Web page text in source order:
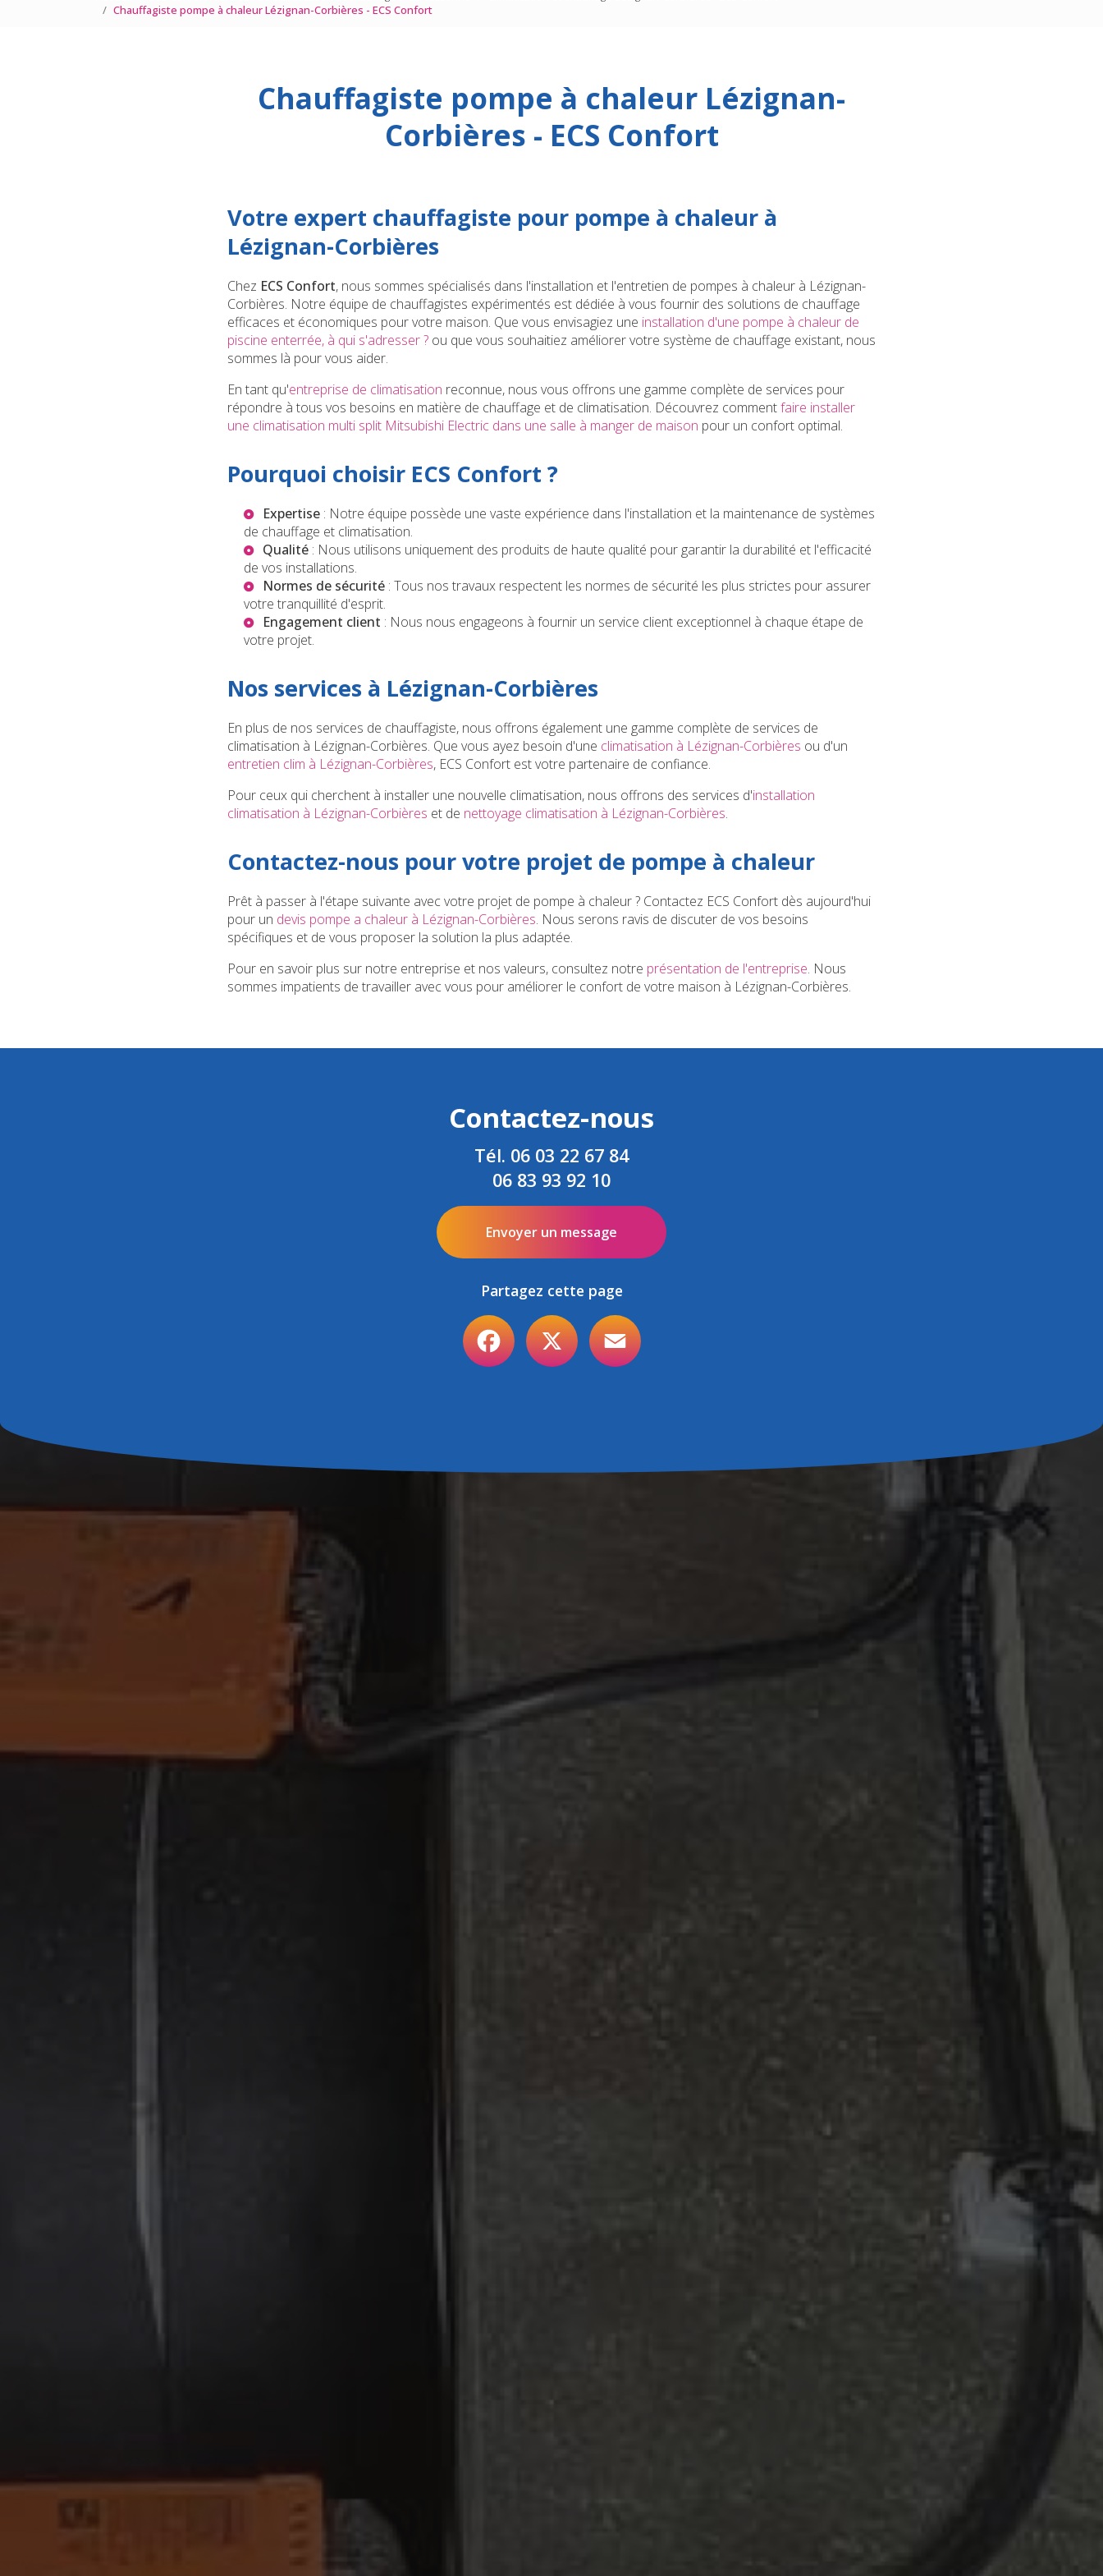
Chauffagiste pompe à chaleur Lézignan-Corbières - ECS Confort
Chauffagiste pompe à chaleur Lézignan-
Corbières - ECS Confort
Votre expert chauffagiste pour pompe à chaleur à
Lézignan-Corbières
Chez ECS Confort, nous sommes spécialisés dans l'installation et l'entretien de pompes à chaleur à Lézignan-
Corbières. Notre équipe de chauffagistes expérimentés est dédiée à vous fournir des solutions de chauffage
efficaces et économiques pour votre maison. Que vous envisagiez une installation d'une pompe à chaleur de
piscine enterrée, à qui s'adresser ? ou que vous souhaitiez améliorer votre système de chauffage existant, nous
sommes là pour vous aider.
En tant qu'entreprise de climatisation reconnue, nous vous offrons une gamme complète de services pour
répondre à tous vos besoins en matière de chauffage et de climatisation. Découvrez commentfaire installer
une climatisation multi split Mitsubishi Electric dans une salle à manger de maison pour un confort optimal.
Pourquoi choisir ECS Confort ?
Expertise : Notre équipe possède une vaste expérience dans l'installation et la maintenance de systèmes
de chauffage et climatisation.
Qualité : Nous utilisons uniquement des produits de haute qualité pour garantir la durabilité et l'efficacité
de vos installations.
Normes de sécurité : Tous nos travaux respectent les normes de sécurité les plus strictes pour assurer
votre tranquillité d'esprit.
Engagement client : Nous nous engageons à fournir un service client exceptionnel à chaque étape de
votre projet.
Nos services à Lézignan-Corbières
En plus de nos services de chauffagiste, nous offrons également une gamme complète de services de
climatisation à Lézignan-Corbières. Que vous ayez besoin d'une climatisation à Lézignan-Corbières ou d'un
entretien clim à Lézignan-Corbières, ECS Confort est votre partenaire de confiance.
Pour ceux qui cherchent à installer une nouvelle climatisation, nous offrons des services d'installation
climatisation à Lézignan-Corbières et de nettoyage climatisation à Lézignan-Corbières.
Contactez-nous pour votre projet de pompe à chaleur
Prêt à passer à l'étape suivante avec votre projet de pompe à chaleur ? Contactez ECS Confort dès aujourd'hui
pour un devis pompe a chaleur à Lézignan-Corbières. Nous serons ravis de discuter de vos besoins
spécifiques et de vous proposer la solution la plus adaptée.
Pour en savoir plus sur notre entreprise et nos valeurs, consultez notre présentation de l'entreprise. Nous
sommes impatients de travailler avec vous pour améliorer le confort de votre maison à Lézignan-Corbières.
Contactez-nous
Tél. 06 03 22 67 84
06 83 93 92 10
Envoyer un message
Partagez cette page
Facebook